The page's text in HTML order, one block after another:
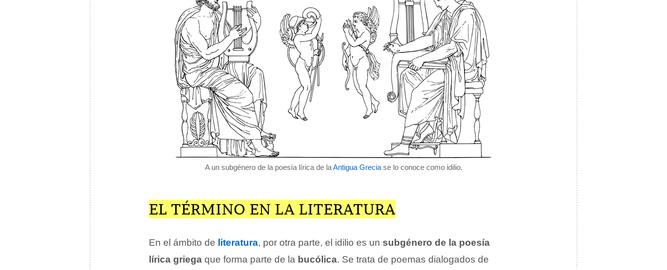
A un subgénero de la poesía lírica de laAntigua Greciase lo conoce como idilio.
EL TÉRMINO EN LA LITERATURA
En el ámbito de literatura, por otra parte, el idilio es un subgénero de la poesía
lírica griega que forma parte de la bucólica. Se trata de poemas dialogados de